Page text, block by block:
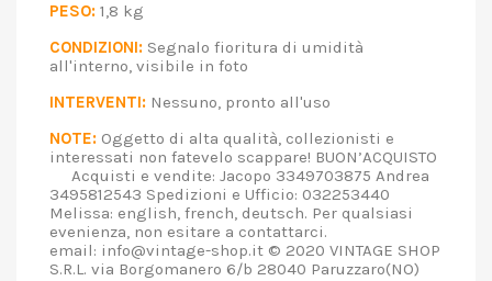
PESO: 1,8 kg
CONDIZIONI: Segnalo fioritura di umidità
all'interno, visibile in foto
INTERVENTI: Nessuno, pronto all'uso
NOTE: Oggetto di alta qualità, collezionisti e
interessati non fatevelo scappare! BUON’ACQUISTO
Acquisti e vendite: Jacopo 3349703875 Andrea
3495812543 Spedizioni e Ufficio: 032253440
Melissa: english, french, deutsch. Per qualsiasi
evenienza, non esitare a contattarci.
email: info@vintage-shop.it © 2020 VINTAGE SHOP
S.R.L. via Borgomanero 6/b 28040 Paruzzaro(NO)